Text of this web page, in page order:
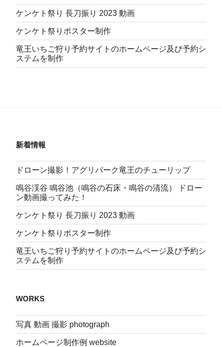
ケンケト祭り 長刀振り 2023 動画
ケンケト祭りポスター制作
竜王いちご狩り予約サイトのホームページ及び予約シ
ステムを制作
新着情報
ドローン撮影！アグリパーク竜王のチューリップ
鳴谷渓谷 鳴谷池（鳴谷の石床・鳴谷の清流） ドロー
ン動画撮ってみた！
ケンケト祭り 長刀振り 2023 動画
ケンケト祭りポスター制作
竜王いちご狩り予約サイトのホームページ及び予約シ
ステムを制作
WORKS
写真 動画 撮影 photograph
ホームページ制作例 website